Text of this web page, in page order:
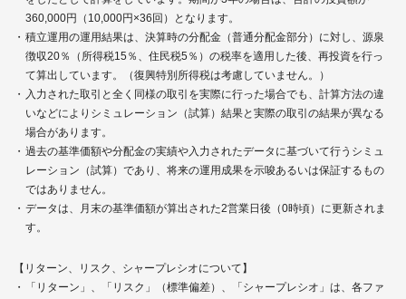
360,000円（10,000円×36回）となります。
積立運用の運用結果は、決算時の分配金（普通分配金部分）に対し、源泉
徴収20％（所得税15％、住民税5％）の税率を適用した後、再投資を行っ
て算出しています。（復興特別所得税は考慮していません。）
入力された取引と全く同様の取引を実際に行った場合でも、計算方法の違
いなどによりシミュレーション（試算）結果と実際の取引の結果が異なる
場合があります。
過去の基準価額や分配金の実績や入力されたデータに基づいて行うシミュ
レーション（試算）であり、将来の運用成果を示唆あるいは保証するもの
ではありません。
データは、月末の基準価額が算出された2営業日後（0時頃）に更新されま
す。
【リターン、リスク、シャープレシオについて】
「リターン」、「リスク」（標準偏差）、「シャープレシオ」は、各ファ